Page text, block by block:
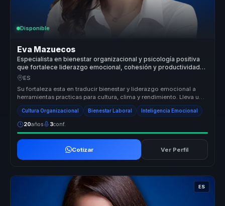
Disponible
Eva Mazuecos
Especialista en bienestar organizacional y psicología positiva
que fortalece liderazgo emocional, cohesión y productividad
en equipos.
ES
Su fortaleza esta en traducir bienestar y liderazgo emocional a
herramientas practicas para cultura, clima y rendimiento. Lleva una
conve...
Cultura Organizacional Bienestar Laboral Inteligencia Emocional
20años 3conf.
Cotizar Ver Perfil
ES